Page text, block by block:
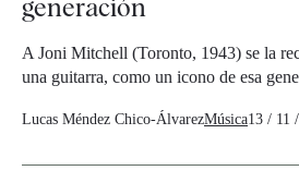
generación
A Joni Mitchell (Toronto, 1943) se la
una guitarra, como un icono de esa
Lucas Méndez Chico-ÁlvarezMúsica13 / 11